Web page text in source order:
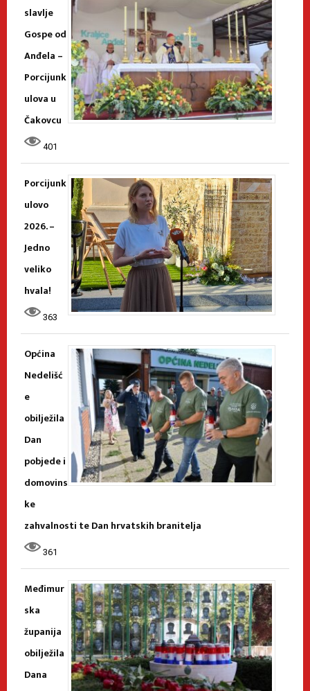
slavlje
Gospe od
Anđela –
Porcijunk
ulova u
Čakovcu
401
Porcijunk
ulovo
2026. –
Jedno
veliko
hvala!
363
Općina
Nedelišć
e
obilježila
Dan
pobjede i
domovins
ke
zahvalnosti te Dan hrvatskih branitelja
361
Međimur
ska
županija
obilježila
Dana